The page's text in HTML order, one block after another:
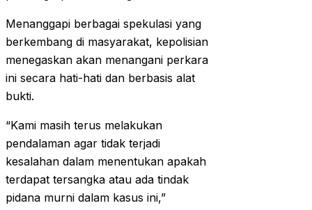
Menanggapi berbagai spekulasi yang
berkembang di masyarakat, kepolisian
menegaskan akan menangani perkara
ini secara hati-hati dan berbasis alat
bukti.
“Kami masih terus melakukan
pendalaman agar tidak terjadi
kesalahan dalam menentukan apakah
terdapat tersangka atau ada tindak
pidana murni dalam kasus ini,”